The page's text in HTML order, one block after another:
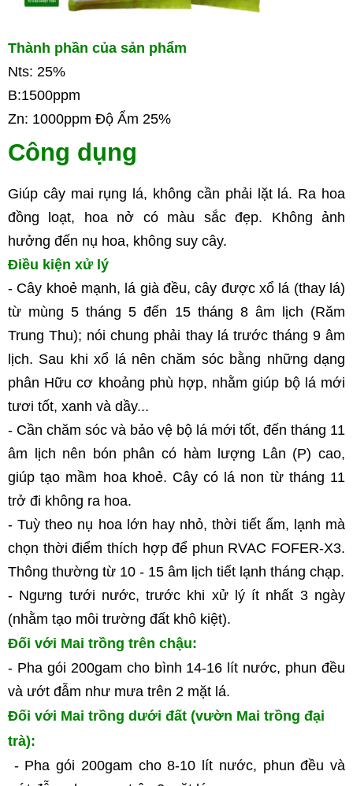
Thành phần của sản phẩm
Nts: 25%
B:1500ppm
Zn: 1000ppm Độ Ẩm 25%
Công dụng
Giúp cây mai rụng lá, không cần phải lặt lá. Ra hoa
đồng loạt, hoa nở có màu sắc đẹp. Không ảnh
hưởng đến nụ hoa, không suy cây.
Điều kiện xử lý
- Cây khoẻ mạnh, lá già đều, cây được xổ lá (thay lá)
từ mùng 5 tháng 5 đến 15 tháng 8 âm lịch (Răm
Trung Thu); nói chung phải thay lá trước tháng 9 âm
lịch. Sau khi xổ lá nên chăm sóc bằng những dạng
phân Hữu cơ khoảng phù hợp, nhằm giúp bộ lá mới
tươi tốt, xanh và dầy...
- Cần chăm sóc và bảo vệ bộ lá mới tốt, đến tháng 11
âm lịch nên bón phân có hàm lượng Lân (P) cao,
giúp tạo mầm hoa khoẻ. Cây có lá non từ tháng 11
trở đi không ra hoa.
- Tuỳ theo nụ hoa lớn hay nhỏ, thời tiết ấm, lạnh mà
chọn thời điểm thích hợp để phun RVAC FOFER-X3.
- Ngưng tưới nước, trước khi xử lý ít nhất 3 ngày
(nhằm tạo môi trường đất khô kiệt).
Đối với Mai trồng trên chậu:
- Pha gói 200gam cho bình 14-16 lít nước, phun đều
và ướt đẫm như mưa trên 2 mặt lá.
Đối với Mai trồng dưới đất (vườn Mai trồng đại
trà):